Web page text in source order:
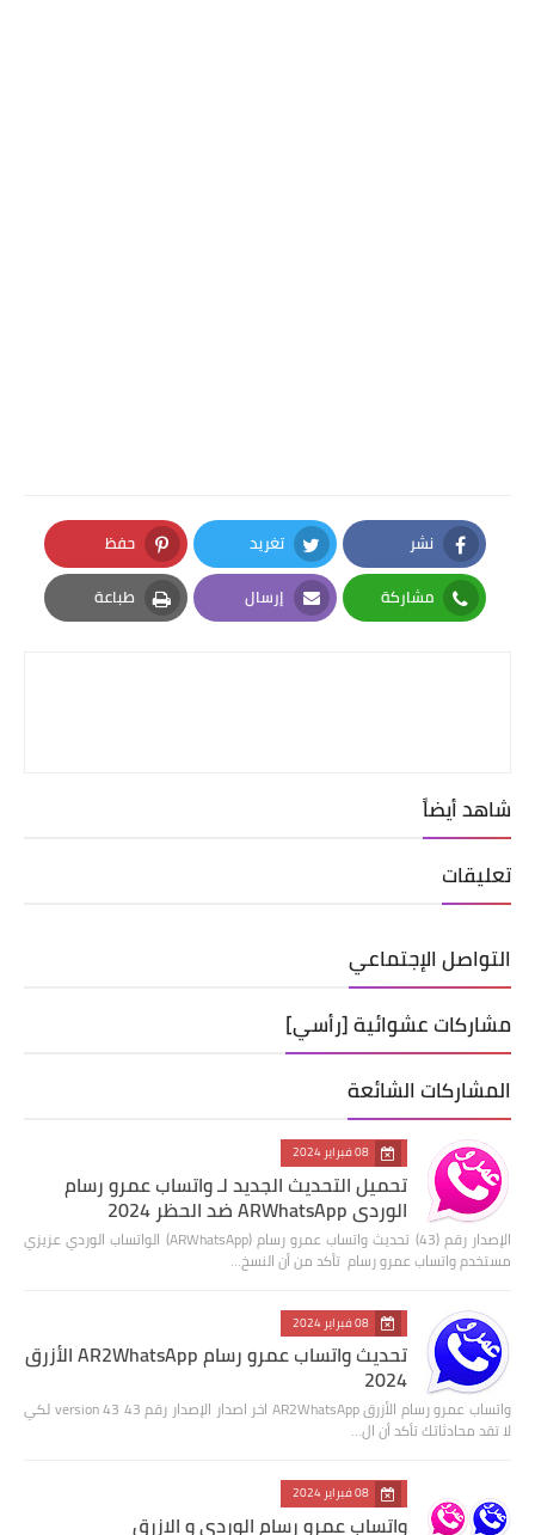
نشر
Facebook
تغريد
Twitter
حفظ
Pinterest
مشاركة
Whatsapp
إرسال
Email
طباعة
Print
شاهد أيضاً
تعليقات
التواصل الإجتماعي
مشاركات عشوائية [رأسي]
المشاركات الشائعة
08 فبراير 2024
تحميل التحديث الجديد لـ واتساب عمرو رسام
الوردي ARWhatsApp ضد الحظر 2024
الإصدار رقم (43) تحديث واتساب عمرو رسام (ARWhatsApp) الواتساب الوردي عزيزي
مستخدم واتساب عمرو رسام تأكد من أن النسخ…
08 فبراير 2024
تحديث واتساب عمرو رسام AR2WhatsApp الأزرق
2024
واتساب عمرو رسام الأزرق AR2WhatsApp اخر اصدار الإصدار رقم 43 version 43 لكي
لا تقد محادثاتك تأكد أن ال…
08 فبراير 2024
واتساب عمرو رسام الوردي و الازرق